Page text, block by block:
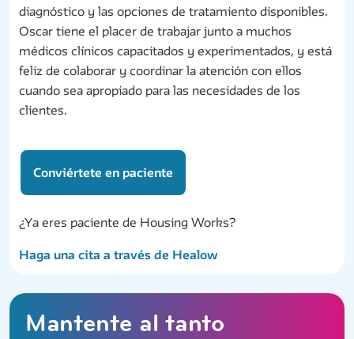
diagnóstico y las opciones de tratamiento disponibles.
Oscar tiene el placer de trabajar junto a muchos
médicos clínicos capacitados y experimentados, y está
feliz de colaborar y coordinar la atención con ellos
cuando sea apropiado para las necesidades de los
clientes.
Conviértete en paciente
¿Ya eres paciente de Housing Works?
Haga una cita a través de Healow
Mantente al tanto